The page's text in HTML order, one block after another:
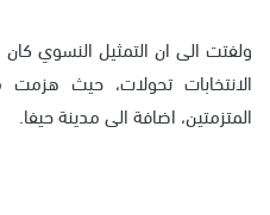
ولفتت الى ان التمثيل النسوي
الانتخابات تحولات، حيث
المتزمتين، اضافة الى مدينة حيفا.